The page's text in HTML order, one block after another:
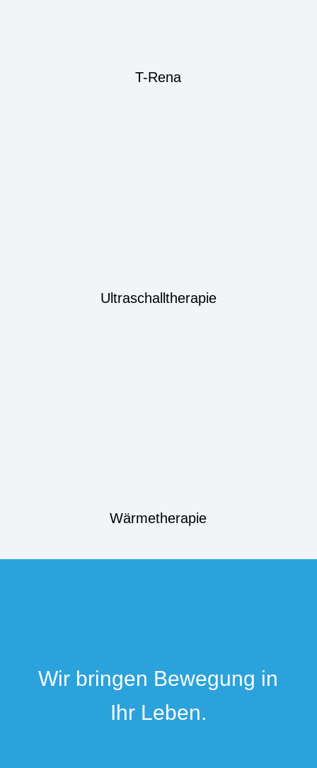
T-Rena
Ultraschalltherapie
Wärmetherapie
Wir bringen Bewegung in
Ihr Leben.